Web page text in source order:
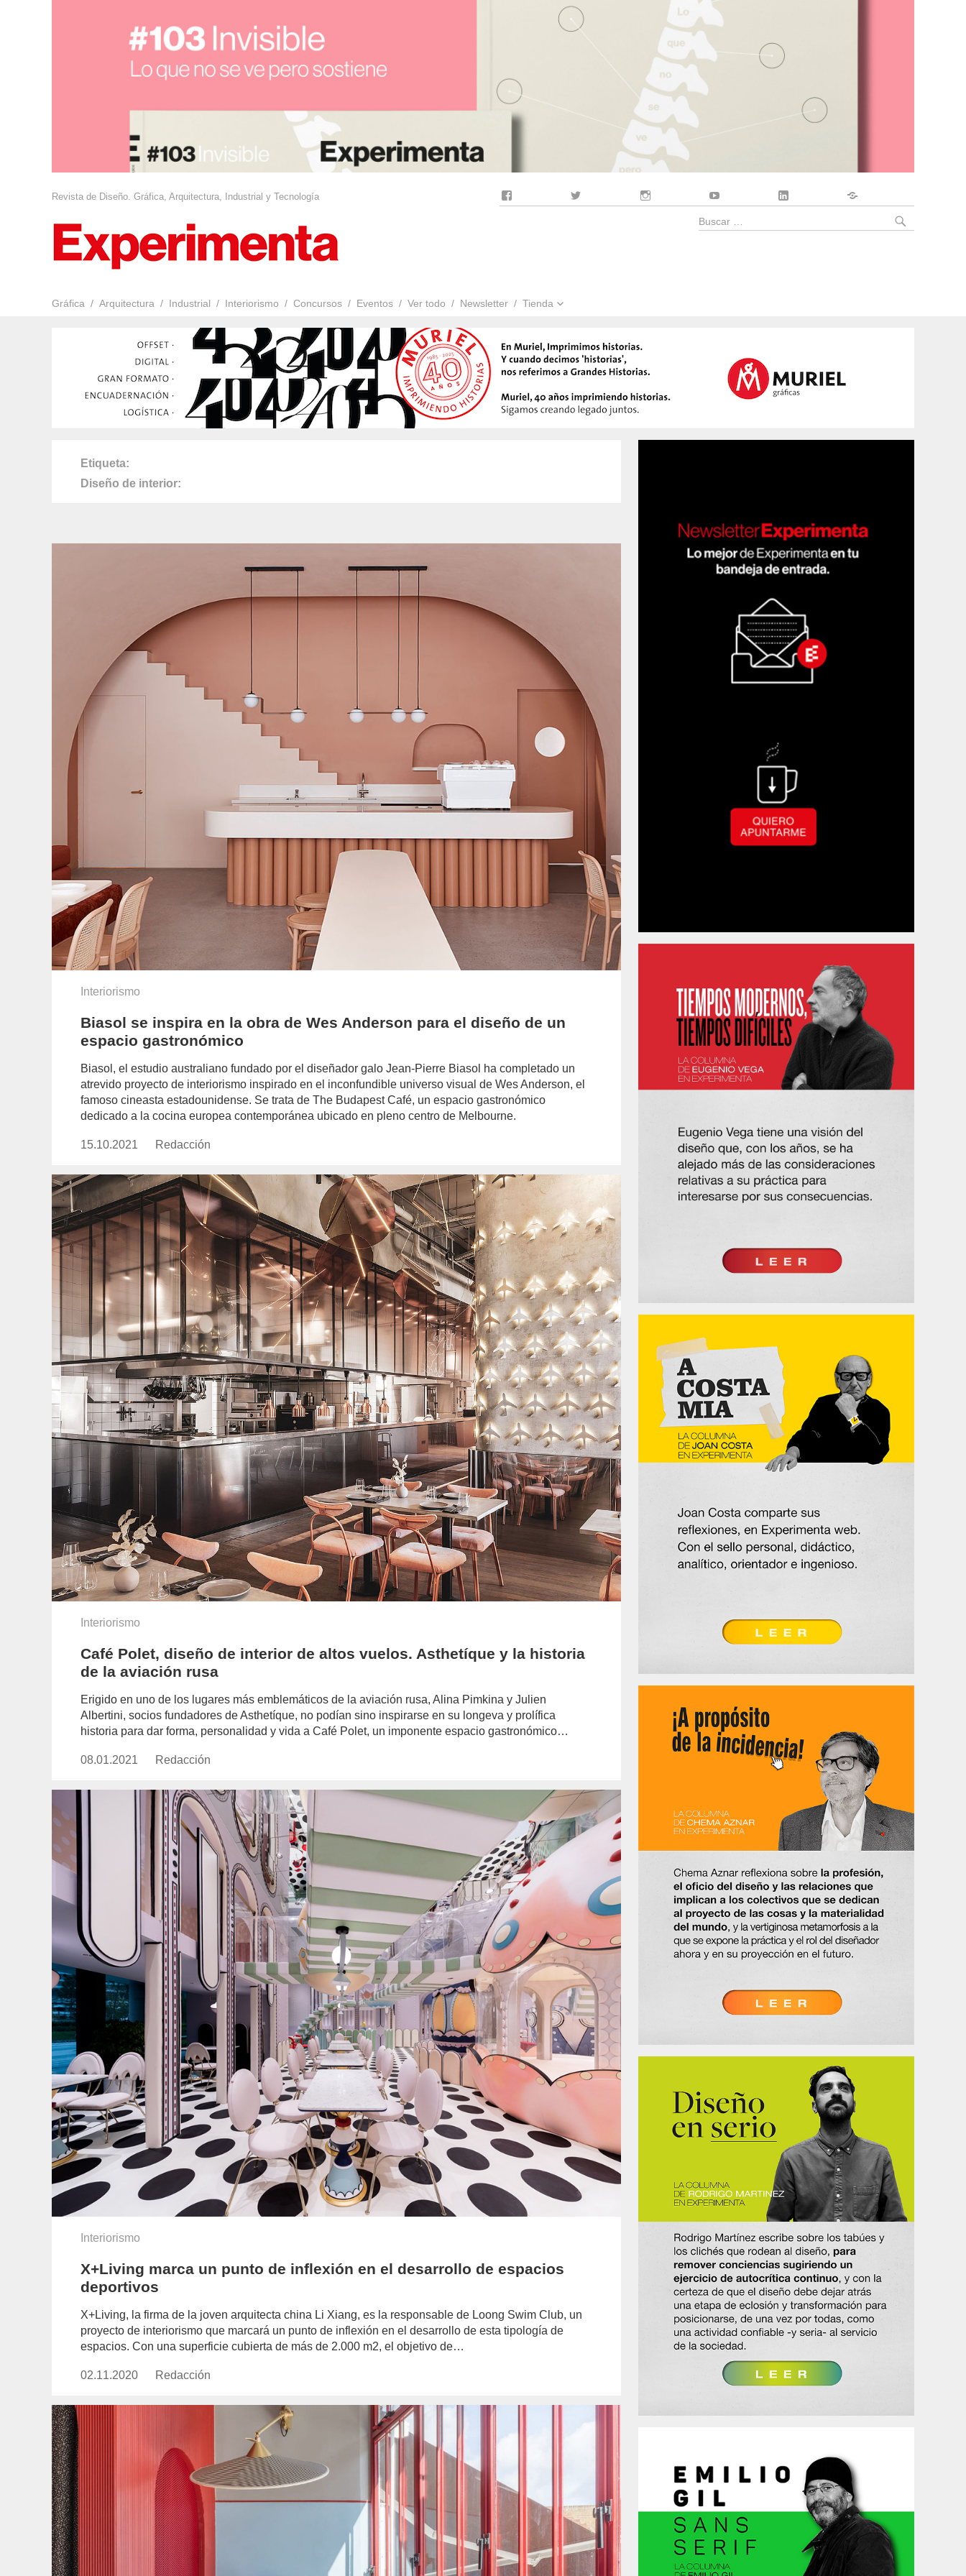
Revista de Diseño. Gráfica, Arquitectura, Industrial y Tecnología
Gráfica Arquitectura Industrial Interiorismo Concursos Eventos Ver todo Newsletter Tienda
Buscar
Etiqueta
Diseño de interior
Interiorismo
Biasol se inspira en la obra de Wes Anderson para el diseño de un
espacio gastronómico
Biasol, el estudio australiano fundado por el diseñador galo Jean-Pierre Biasol ha completado un
atrevido proyecto de interiorismo inspirado en el inconfundible universo visual de Wes Anderson, el
famoso cineasta estadounidense. Se trata de The Budapest Café, un espacio gastronómico
dedicado a la cocina europea contemporánea ubicado en pleno centro de Melbourne.
Publicado
15.10.2021 https://www.experimenta.es/author/redaccion/
Redacción
Interiorismo
Café Polet, diseño de interior de altos vuelos. Asthetíque y la historia
de la aviación rusa
Erigido en uno de los lugares más emblemáticos de la aviación rusa, Alina Pimkina y Julien
Albertini, socios fundadores de Asthetíque, no podían sino inspirarse en su longeva y prolífica
historia para dar forma, personalidad y vida a Café Polet, un imponente espacio gastronómico…
Publicado
08.01.2021 https://www.experimenta.es/author/redaccion/
Redacción
Interiorismo
X+Living marca un punto de inflexión en el desarrollo de espacios
deportivos
X+Living, la firma de la joven arquitecta china Li Xiang, es la responsable de Loong Swim Club, un
proyecto de interiorismo que marcará un punto de inflexión en el desarrollo de esta tipología de
espacios. Con una superficie cubierta de más de 2.000 m2, el objetivo de…
Publicado
02.11.2020 https://www.experimenta.es/author/redaccion/
Redacción